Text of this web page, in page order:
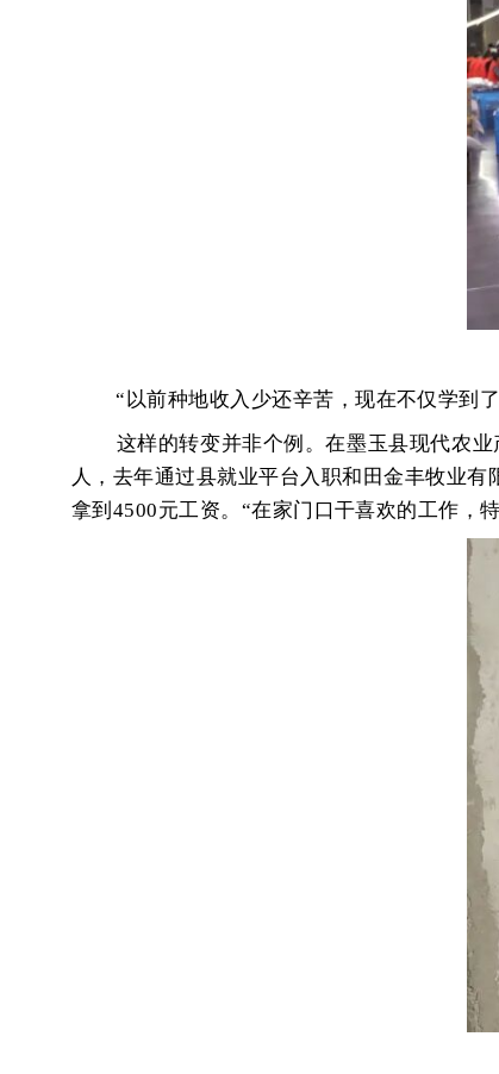
“以前种地收入少还辛苦，现在不仅学到
这样的转变并非个例。在墨玉县现代农业
人，去年通过县就业平台入职和田金丰牧业
拿到4500元工资。“在家门口干喜欢的工作，